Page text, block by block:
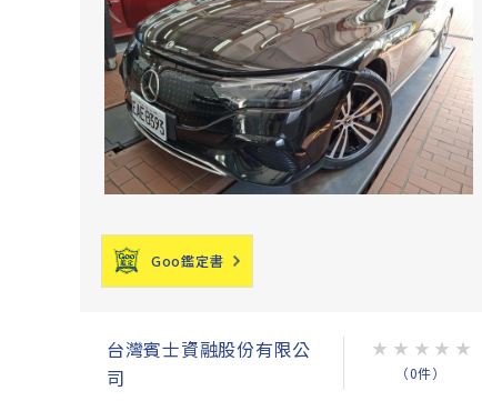
Goo鑑定書
台灣賓士資融股份有限公
司
★ ★ ★ ★ ★
（0件）